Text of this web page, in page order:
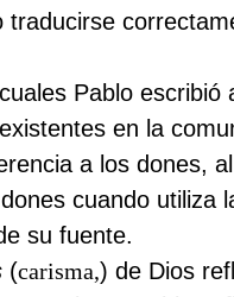
traducirse
Pablo
en la
a los dones,
cuando utiliza
su fuente.
(carisma,) de Dios